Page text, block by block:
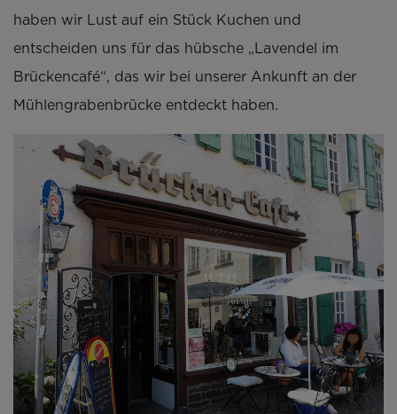
haben wir Lust auf ein Stück Kuchen und
entscheiden uns für das hübsche „Lavendel im
Brückencafé“, das wir bei unserer Ankunft an der
Mühlengrabenbrücke entdeckt haben.